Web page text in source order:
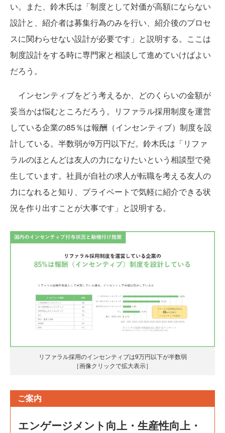
い。また、鈴木氏は「制度として対価が高額にならない
設計と、紹介者は募集行為のみを行い、紹介後のプロセ
スに関わらせない設計が必要です」と説明する。ここは
制度設計をする時に専門家と相談して進めていけばよい
だろう。
インセンティブをどう考えるか、どのくらいの金額が
妥当かは悩むところだろう。リファラル採用制度を運営
している企業の85％は報酬（インセンティブ）制度を設
計している。半数弱が9万円以下だ。鈴木氏は「リファ
ラルのほとんどは友人の力になりたいという相談型で発
生しています。社員が自社の求人が転職を考える友人の
力になれると知り、プライベートで気軽に紹介できる状
況を作り出すことが大事です」と説明する。
リファラル採用のインセンティブは9万円以下が半数弱
［画像クリックで拡大表示］
ご案内
エンゲージメント向上・生産性向上・